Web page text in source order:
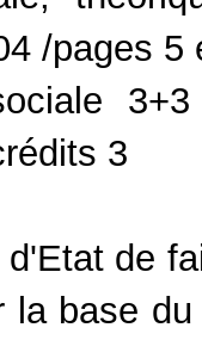
/pages 5
3
de
la base